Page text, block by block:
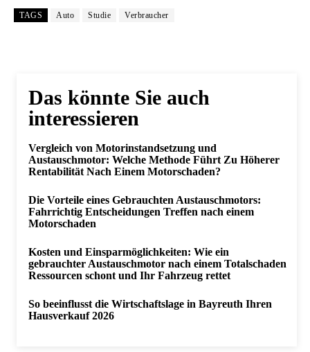
TAGS Auto Studie Verbraucher
Das könnte Sie auch
interessieren
Vergleich von Motorinstandsetzung und
Austauschmotor: Welche Methode Führt Zu Höherer
Rentabilität Nach Einem Motorschaden?
Die Vorteile eines Gebrauchten Austauschmotors:
Fahrrichtig Entscheidungen Treffen nach einem
Motorschaden
Kosten und Einsparmöglichkeiten: Wie ein
gebrauchter Austauschmotor nach einem Totalschaden
Ressourcen schont und Ihr Fahrzeug rettet
So beeinflusst die Wirtschaftslage in Bayreuth Ihren
Hausverkauf 2026